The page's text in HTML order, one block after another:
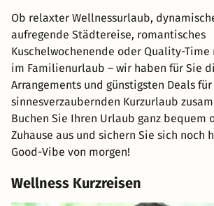
Ob relaxter Wellnessurlaub,
aufregende Städtereise, romantisches
Kuschelwochenende oder Quality-
im Familienurlaub – wir haben für Sie
Arrangements und günstigsten Deals
sinnesverzaubernden Kurzurlaub
Buchen Sie Ihren Urlaub ganz bequem
Zuhause aus und sichern Sie sich noch
Good-Vibe von morgen!
Wellness Kurzreisen